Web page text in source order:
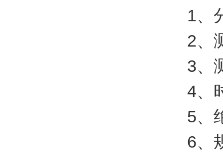
1、分
2、测
3、测
4、时
5、绝
6、规